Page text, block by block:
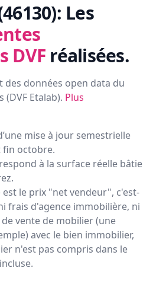
Les
DVF réalisées.
des données open data du
(DVF Etalab). Plus
mise à jour semestrielle
fin octobre.
à la surface réelle bâtie
le prix "net vendeur", c'est-
frais d'agence immobilière, ni
vente de mobilier (une
avec le bien immobilier,
n'est pas compris dans le